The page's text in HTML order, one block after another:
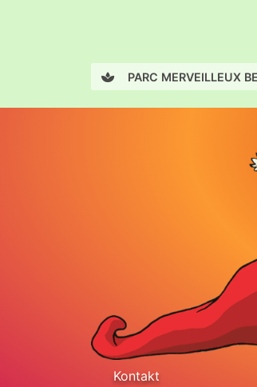
PARC MERVEILLEUX
Kontakt